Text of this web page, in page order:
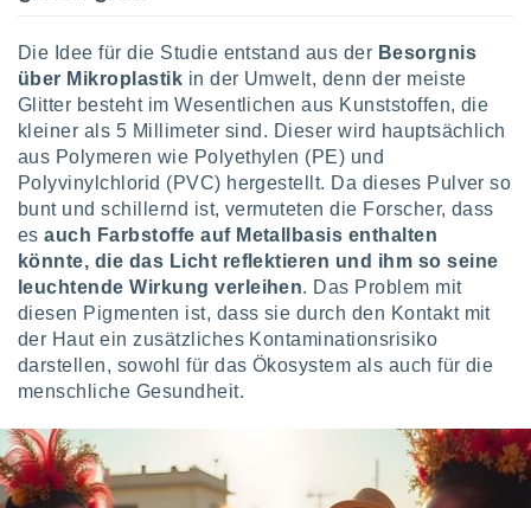
von
können
von
und
auf
Sie
und
Die Idee für die Studie entstand aus der Besorgnis
über Mikroplastik in der Umwelt, denn der meiste
Glitter besteht im Wesentlichen aus Kunststoffen, die
kleiner als 5 Millimeter sind. Dieser wird hauptsächlich
aus Polymeren wie Polyethylen (PE) und
Polyvinylchlorid (PVC) hergestellt. Da dieses Pulver so
bunt und schillernd ist, vermuteten die Forscher, dass
esauch Farbstoffe auf Metallbasis enthalten
könnte, die das Licht reflektieren und ihm so seine
leuchtende Wirkung verleihen. Das Problem mit
diesen Pigmenten ist, dass sie durch den Kontakt mit
der Haut ein zusätzliches Kontaminationsrisiko
darstellen, sowohl für das Ökosystem als auch für die
menschliche Gesundheit.